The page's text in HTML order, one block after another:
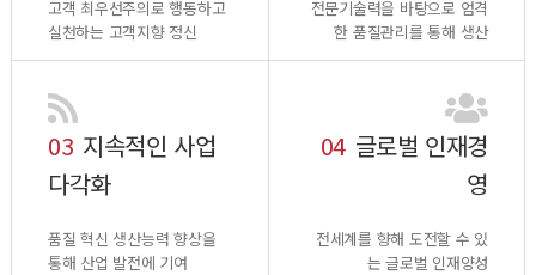
고객 최우선주의로 행동하고
실천하는 고객지향 정신
전문기술력을 바탕으로 엄격
한 품질관리를 통해 생산
03 지속적인 사업
다각화
품질 혁신 생산능력 향상을
통해 산업 발전에 기여
04 글로벌 인재경
영
전세계를 향해 도전할 수 있
는 글로벌 인재양성